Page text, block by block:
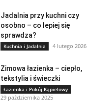
Jadalnia przy kuchni czy
osobno – co lepiej się
sprawdza?
Kuchnia i Jadalnia 4 lutego 2026
Zimowa łazienka – ciepło,
tekstylia i świeczki
Łazienka i Pokój Kąpielowy
29 października 2025